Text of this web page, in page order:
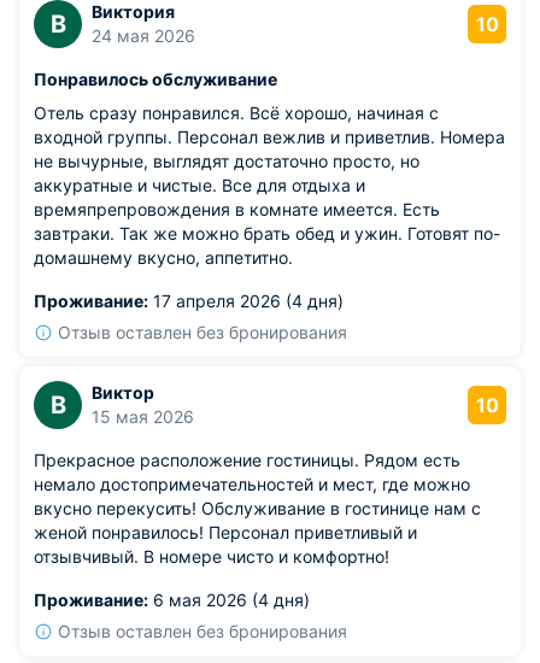
В
Виктория
24 мая 2026
10
Понравилось обслуживание
Отель сразу понравился. Всё хорошо, начиная с
входной группы. Персонал вежлив и приветлив. Номера
не вычурные, выглядят достаточно просто, но
аккуратные и чистые. Все для отдыха и
времяпрепровождения в комнате имеется. Есть
завтраки. Так же можно брать обед и ужин. Готовят по-
домашнему вкусно, аппетитно.
Проживание: 17 апреля 2026 (4 дня)
Отзыв оставлен без бронирования
В
Виктор
15 мая 2026
10
Прекрасное расположение гостиницы. Рядом есть
немало достопримечательностей и мест, где можно
вкусно перекусить! Обслуживание в гостинице нам с
женой понравилось! Персонал приветливый и
отзывчивый. В номере чисто и комфортно!
Проживание: 6 мая 2026 (4 дня)
Отзыв оставлен без бронирования